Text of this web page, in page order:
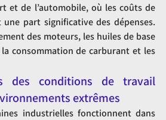
et de l’automobile, où les coûts de
part significative des dépenses.
des moteurs, les huiles de base
consommation de carburant et les
des conditions de travail
extrêmes
industrielles fonctionnent dans